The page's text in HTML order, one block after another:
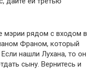
мэрии рядом с входом в
Франом, который
нашли Лухана, то он
сыну. Вернитесь и